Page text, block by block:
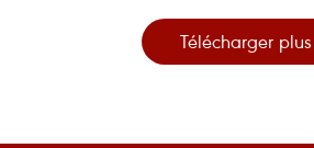
Télécharger plus